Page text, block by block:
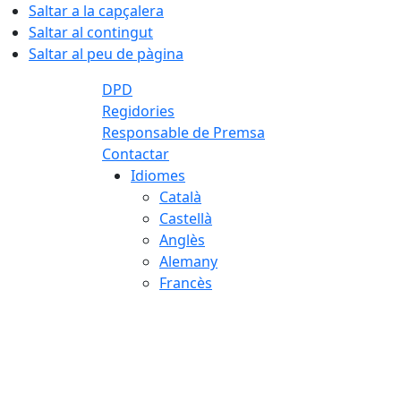
Saltar a la capçalera
Saltar al contingut
Saltar al peu de pàgina
DPD
Regidories
Responsable de Premsa
Contactar
Idiomes
Català
Castellà
Anglès
Alemany
Francès